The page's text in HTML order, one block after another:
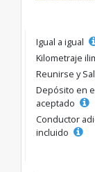
Igual a igual
Kilometraje
Reunirse y
Depósito en
aceptado
Conductor
incluido